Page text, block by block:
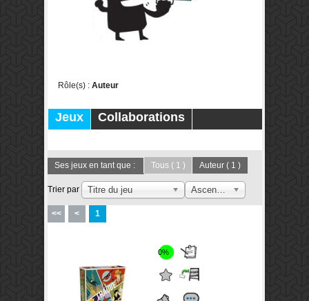
Rôle(s) : Auteur
Jeux
Collaborations
Ses jeux en tant que : Tous ( 1 ) Auteur ( 1 )
Trier par Titre du jeu
<< < 1
0%